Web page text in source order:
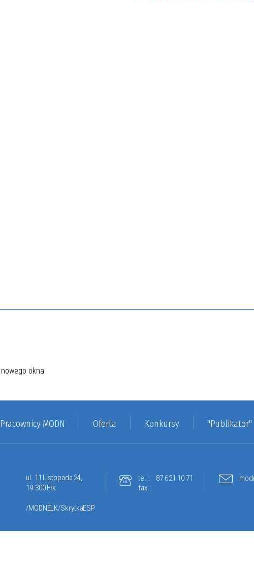
Pracownicy MODN Oferta Konkursy "Publikator"
ul. 11 Listopada 24,
19-300 Ełk
/MODNELK/SkrytkaESP
tel.:
87 621 10 71
fax.: